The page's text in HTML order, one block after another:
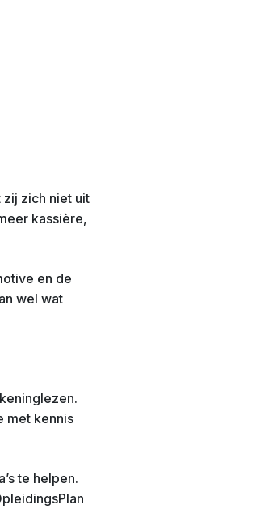
zich niet uit
kassière,
en de
wel wat
met kennis
te helpen.